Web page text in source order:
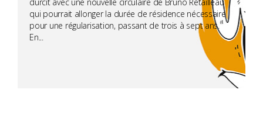
qui pourrait allonger la durée de résidence nécessaire
pour une régularisation, passant de trois à sept ans.
En...